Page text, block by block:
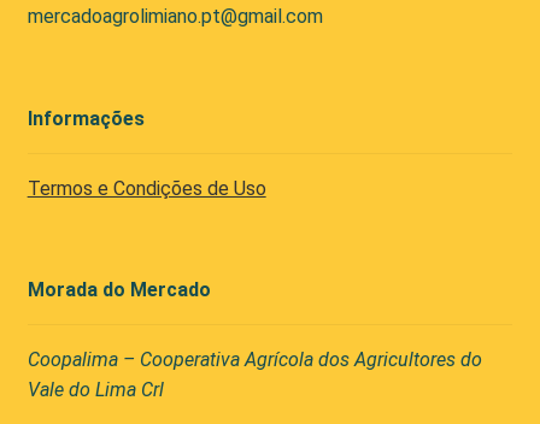
mercadoagrolimiano.pt@gmail.com
Informações
Termos e Condições de Uso
Morada do Mercado
Coopalima – Cooperativa Agrícola dos Agricultores do
Vale do Lima Crl